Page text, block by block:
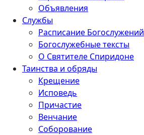
Объявления
Службы
Расписание Богослужений
Богослужебные тексты
О Святителе Спиридоне
Таинства и обряды
Крещение
Исповедь
Причастие
Венчание
Соборование